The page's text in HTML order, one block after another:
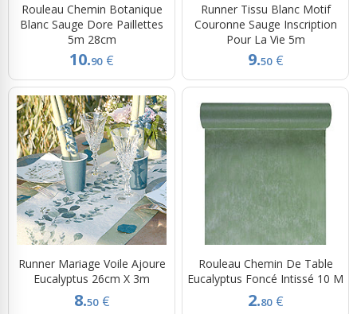
Rouleau Chemin Botanique
Blanc Sauge Dore Paillettes
5m 28cm
10.90 €
Runner Tissu Blanc Motif
Couronne Sauge Inscription
Pour La Vie 5m
9.50 €
Runner Mariage Voile Ajoure
Eucalyptus 26cm X 3m
8.50 €
Rouleau Chemin De Table
Eucalyptus Foncé Intissé 10 M
2.80 €